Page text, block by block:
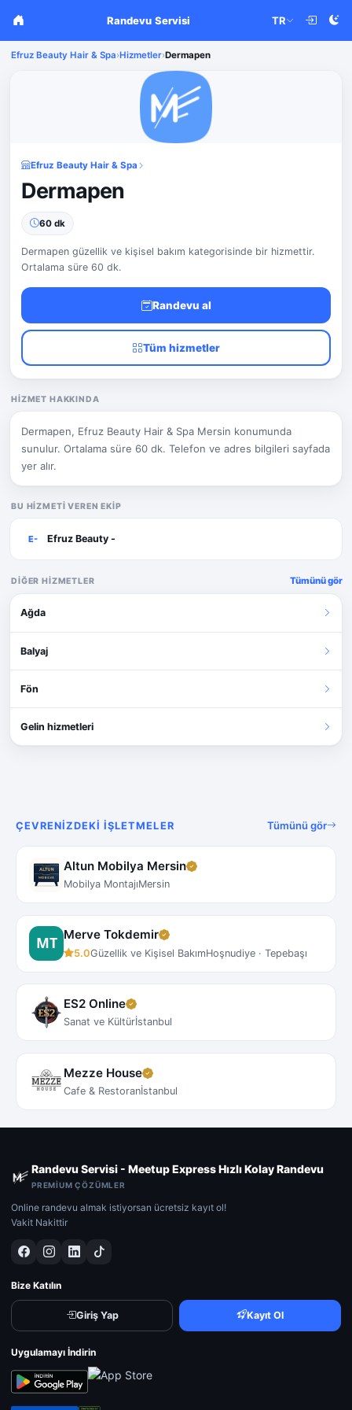
Randevu Servisi TR
Efruz Beauty Hair & Spa›Hizmetler›Dermapen
Efruz Beauty Hair & Spa
Dermapen
60 dk
Dermapen güzellik ve kişisel bakım kategorisinde bir hizmettir.
Ortalama süre 60 dk.
Randevu al
Tüm hizmetler
HIZMET HAKKINDA
Dermapen, Efruz Beauty Hair & Spa Mersin konumunda
sunulur. Ortalama süre 60 dk. Telefon ve adres bilgileri sayfada
yer alır.
BU HIZMETI VEREN EKIP
E- Efruz Beauty -
DIĞER HIZMETLER Tümünü gör
Ağda
Balyaj
Fön
Gelin hizmetleri
ÇEVRENIZDEKI İŞLETMELER Tümünü gör
Altun Mobilya Mersin
Mobilya MontajıMersin
Merve Tokdemir
5.0Güzellik ve Kişisel BakımHoşnudiye · Tepebaşı
ES2 Online
Sanat ve Kültürİstanbul
Mezze House
Cafe & Restoranİstanbul
Randevu Servisi - Meetup Express Hızlı Kolay Randevu
PREMIUM ÇÖZÜMLER
Online randevu almak istiyorsan ücretsiz kayıt ol!
Vakit Nakittir
Bize Katılın
Giriş Yap Kayıt Ol
Uygulamayı İndirin